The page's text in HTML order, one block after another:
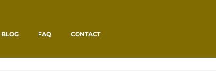
BLOG FAQ CONTACT